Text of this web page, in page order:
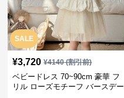
SALE
¥3,720 ¥4140(割引前)
ベビードレス 70~90cm 豪華 フ
リル ローズモチーフ バースデー